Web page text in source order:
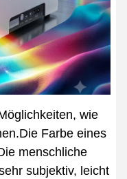
wie
Farbe eines
menschliche
subjektiv, leicht